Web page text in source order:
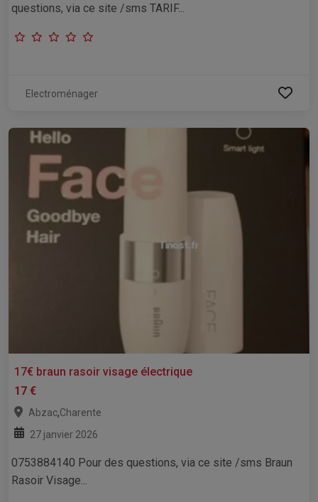
questions, via ce site /sms TARIF...
Electroménager
17€ braun rasoir visage électrique
17 €
Abzac,Charente
27 janvier 2026
0753884140 Pour des questions, via ce site /sms Braun
Rasoir Visage...